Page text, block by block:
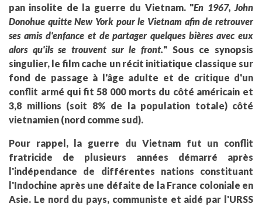
pan insolite de la guerre du Vietnam. "En 1967, John
Donohue quitte New York pour le Vietnam afin de retrouver
ses amis d'enfance et de partager quelques bières avec eux
alors qu'ils se trouvent sur le front." Sous ce synopsis
singulier, le film cache un récit initiatique classique sur
fond de passage à l'âge adulte et de critique d'un
conflit armé qui fit 58 000 morts du côté américain et
3,8 millions (soit 8% de la population totale) côté
vietnamien (nord comme sud).
Pour rappel, la guerre du Vietnam fut un conflit
fratricide de plusieurs années démarré après
l'indépendance de différentes nations constituant
l'Indochine après une défaite de la France coloniale en
Asie. Le nord du pays, communiste et aidé par l'URSS